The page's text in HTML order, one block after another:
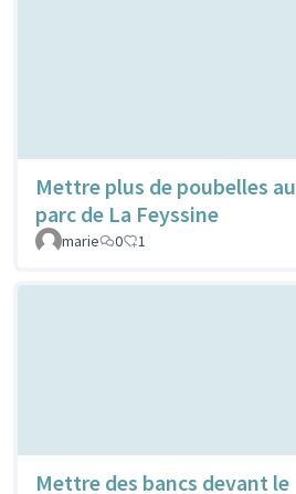
Mettre plus de poubelles au
parc de La Feyssine
marie
0 1
Mettre des bancs devant le